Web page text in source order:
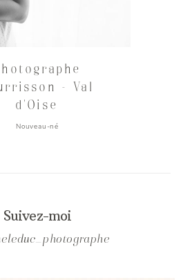
– Val
d’Oise
Nouveau-né
Suivez-moi